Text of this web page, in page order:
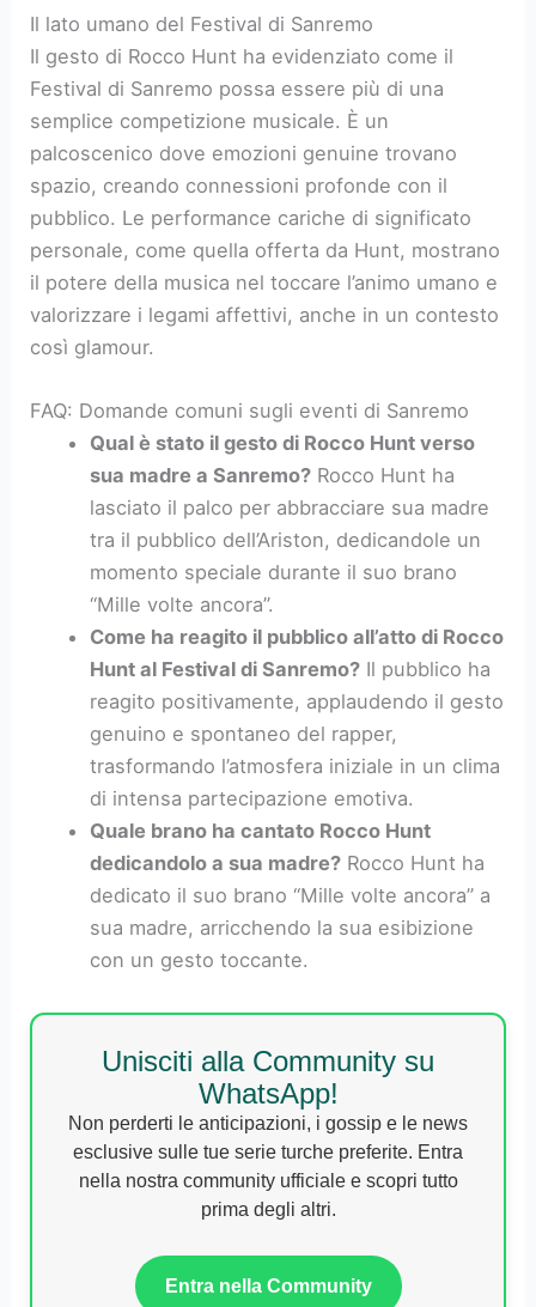
Il lato umano del Festival di Sanremo
Il gesto di Rocco Hunt ha evidenziato come il
Festival di Sanremo possa essere più di una
semplice competizione musicale. È un
palcoscenico dove emozioni genuine trovano
spazio, creando connessioni profonde con il
pubblico. Le performance cariche di significato
personale, come quella offerta da Hunt, mostrano
il potere della musica nel toccare l’animo umano e
valorizzare i legami affettivi, anche in un contesto
così glamour.
FAQ: Domande comuni sugli eventi di Sanremo
Qual è stato il gesto di Rocco Hunt verso
sua madre a Sanremo?Rocco Hunt ha
lasciato il palco per abbracciare sua madre
tra il pubblico dell’Ariston, dedicandole un
momento speciale durante il suo brano
“Mille volte ancora”.
Come ha reagito il pubblico all’atto di Rocco
Hunt al Festival di Sanremo?Il pubblico ha
reagito positivamente, applaudendo il gesto
genuino e spontaneo del rapper,
trasformando l’atmosfera iniziale in un clima
di intensa partecipazione emotiva.
Quale brano ha cantato Rocco Hunt
dedicandolo a sua madre?Rocco Hunt ha
dedicato il suo brano “Mille volte ancora” a
sua madre, arricchendo la sua esibizione
con un gesto toccante.
Unisciti alla Community su
WhatsApp!
Non perderti le anticipazioni, i gossip e le news
esclusive sulle tue serie turche preferite. Entra
nella nostra community ufficiale e scopri tutto
prima degli altri.
Entra nella Community